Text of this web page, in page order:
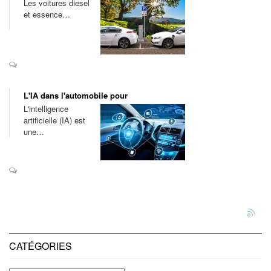
Les voitures diesel
et essence…
L'IA dans l'automobile pour
L'intelligence
artificielle (IA) est
une…
CATÉGORIES